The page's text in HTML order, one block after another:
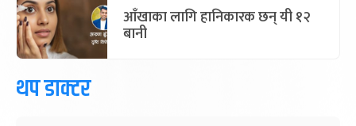
आँखाका लागि हानिकारक छन् यी १२
बानी
थप डाक्टर